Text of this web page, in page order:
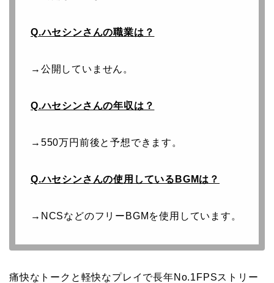
Q.ハセシンさんの職業は？
→公開していません。
Q.ハセシンさんの年収は？
→550万円前後と予想できます。
Q.ハセシンさんの使用しているBGMは？
→NCSなどのフリーBGMを使用しています。
痛快なトークと軽快なプレイで長年No.1FPSストリー